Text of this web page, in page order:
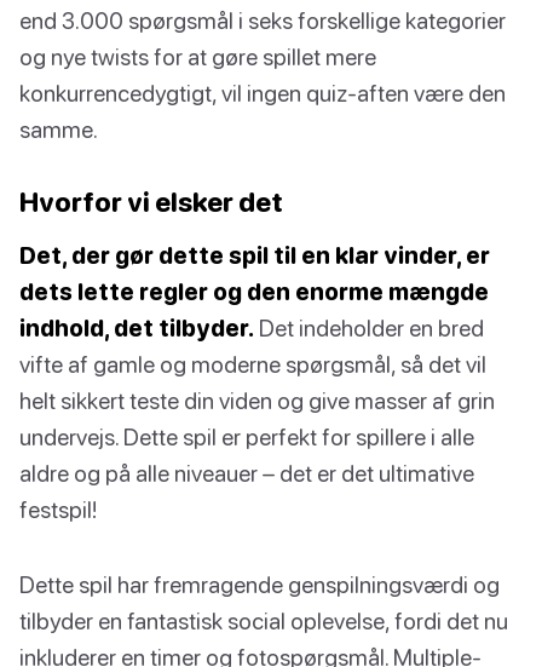
end 3.000 spørgsmål i seks forskellige kategorier
og nye twists for at gøre spillet mere
konkurrencedygtigt, vil ingen quiz-aften være den
samme.
Hvorfor vi elsker det
Det, der gør dette spil til en klar vinder, er
dets lette regler og den enorme mængde
indhold, det tilbyder. Det indeholder en bred
vifte af gamle og moderne spørgsmål, så det vil
helt sikkert teste din viden og give masser af grin
undervejs. Dette spil er perfekt for spillere i alle
aldre og på alle niveauer – det er det ultimative
festspil!
Dette spil har fremragende genspilningsværdi og
tilbyder en fantastisk social oplevelse, fordi det nu
inkluderer en timer og fotospørgsmål. Multiple-